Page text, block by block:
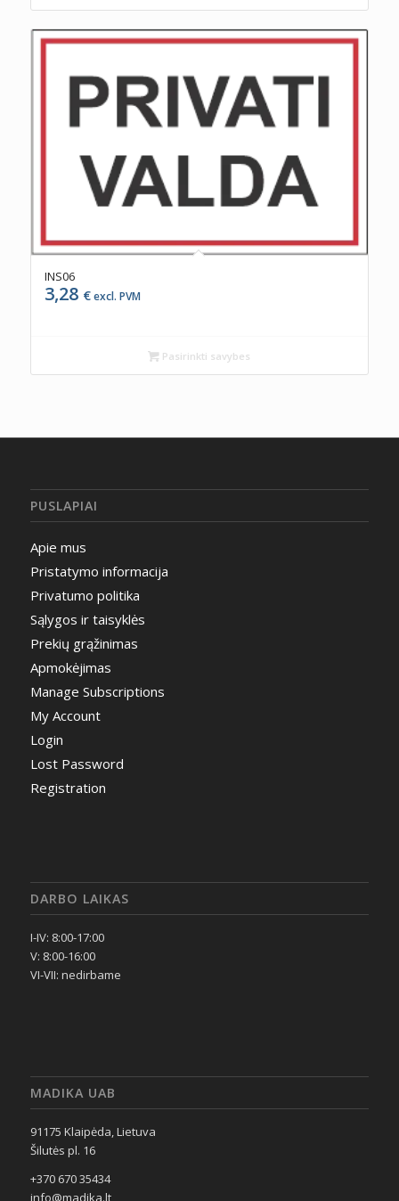
INS06
3,28 €excl. PVM
Pasirinkti savybes
PUSLAPIAI
Apie mus
Pristatymo informacija
Privatumo politika
Sąlygos ir taisyklės
Prekių grąžinimas
Apmokėjimas
Manage Subscriptions
My Account
Login
Lost Password
Registration
DARBO LAIKAS
I-IV: 8:00-17:00
V: 8:00-16:00
VI-VII: nedirbame
MADIKA UAB
91175 Klaipėda, Lietuva
Šilutės pl. 16
+370 670 35434
info@madika.lt